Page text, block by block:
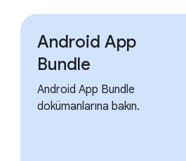
Android App
Bundle
Android App Bundle
dokümanlarına bakın.